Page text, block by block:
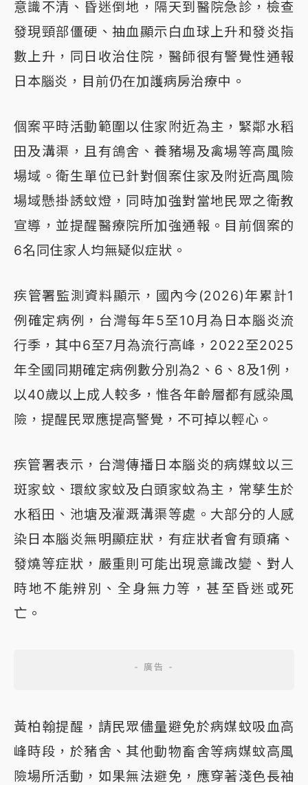
意識不清、昏迷倒地，隔天到醫院急診，檢查
發現頸部僵硬、抽血顯示白血球上升和發炎指
數上升，同日收治住院，醫師很有警覺性通報
日本腦炎，目前仍在加護病房治療中。
個案平時活動範圍以住家附近為主，緊鄰水稻
田及溝渠，且有鴿舍、養豬場及禽場等高風險
場域。衛生單位已針對個案住家及附近高風險
場域懸掛誘蚊燈，同時加強對當地民眾之衛教
宣導，並提醒醫療院所加強通報。目前個案的
6名同住家人均無疑似症狀。
疾管署監測資料顯示，國內今(2026)年累計1
例確定病例，台灣每年5至10月為日本腦炎流
行季，其中6至7月為流行高峰，2022至2025
年全國同期確定病例數分別為2、6、8及1例，
以40歲以上成人較多，惟各年齡層都有感染風
險，提醒民眾應提高警覺，不可掉以輕心。
疾管署表示，台灣傳播日本腦炎的病媒蚊以三
斑家蚊、環紋家蚊及白頭家蚊為主，常孳生於
水稻田、池塘及灌溉溝渠等處。大部分的人感
染日本腦炎無明顯症狀，有症狀者會有頭痛、
發燒等症狀，嚴重則可能出現意識改變、對人
時地不能辨別、全身無力等，甚至昏迷或死
亡。
黃柏翰提醒，請民眾儘量避免於病媒蚊吸血高
峰時段，於豬舍、其他動物畜舍等病媒蚊高風
險場所活動，如果無法避免，應穿著淺色長袖